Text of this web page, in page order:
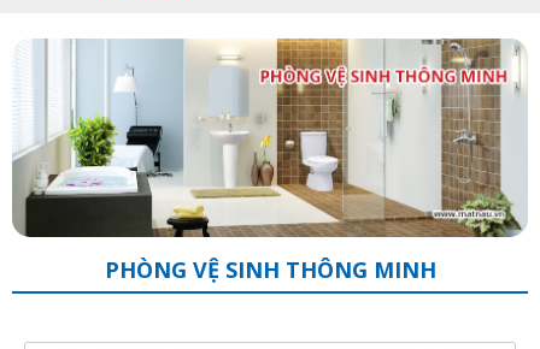
PHÒNG VỆ SINH THÔNG MINH